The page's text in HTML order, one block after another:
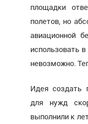
площадки
полетов, но
авиационной
использовать
невозможно.
Идея создать
для нужд
выполнили к